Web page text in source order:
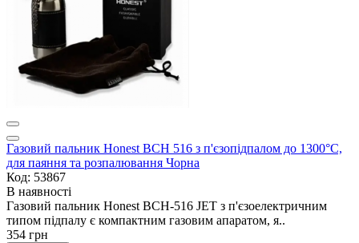
Газовий пальник Honest BCH 516 з п'єзопідпалом до 1300°C,
для паяння та розпалювання Чорна
Код: 53867
В наявності
Газовий пальник Honest BCH-516 JET з п'єзоелектричним
типом підпалу є компактним газовим апаратом, я..
354 грн